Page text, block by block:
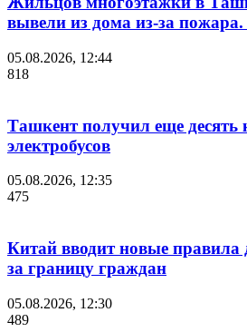
вывели из дома из-за пожара.
05.08.2026, 12:44
818
Ташкент получил еще десять
электробусов
05.08.2026, 12:35
475
Китай вводит новые
за границу граждан
05.08.2026, 12:30
489